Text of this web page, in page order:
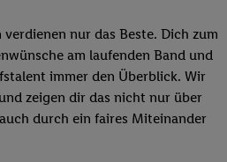
nur das Beste. Dich zum
am laufenden Band und
immer den Überblick. Wir
zeigen dir das nicht nur über
durch ein faires Miteinander